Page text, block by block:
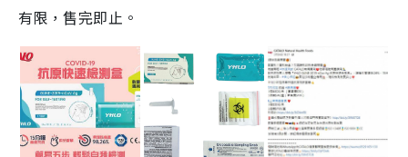
有限，售完即止。